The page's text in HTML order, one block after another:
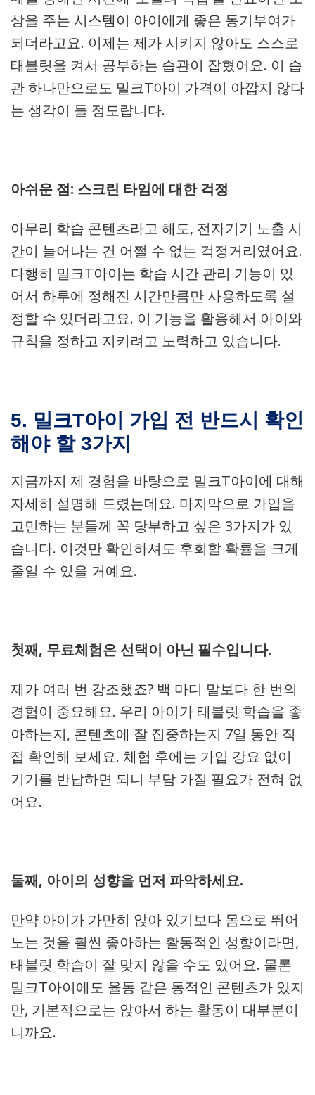
상을 주는 시스템이 아이에게 좋은 동기부여가
되더라고요. 이제는 제가 시키지 않아도 스스로
태블릿을 켜서 공부하는 습관이 잡혔어요. 이 습
관 하나만으로도 밀크T아이 가격이 아깝지 않다
는 생각이 들 정도랍니다.
아쉬운 점: 스크린 타임에 대한 걱정
아무리 학습 콘텐츠라고 해도, 전자기기 노출 시
간이 늘어나는 건 어쩔 수 없는 걱정거리였어요.
다행히 밀크T아이는 학습 시간 관리 기능이 있
어서 하루에 정해진 시간만큼만 사용하도록 설
정할 수 있더라고요. 이 기능을 활용해서 아이와
규칙을 정하고 지키려고 노력하고 있습니다.
5. 밀크T아이 가입 전 반드시 확인
해야 할 3가지
지금까지 제 경험을 바탕으로 밀크T아이에 대해
자세히 설명해 드렸는데요. 마지막으로 가입을
고민하는 분들께 꼭 당부하고 싶은 3가지가 있
습니다. 이것만 확인하셔도 후회할 확률을 크게
줄일 수 있을 거예요.
첫째, 무료체험은 선택이 아닌 필수입니다.
제가 여러 번 강조했죠? 백 마디 말보다 한 번의
경험이 중요해요. 우리 아이가 태블릿 학습을 좋
아하는지, 콘텐츠에 잘 집중하는지 7일 동안 직
접 확인해 보세요. 체험 후에는 가입 강요 없이
기기를 반납하면 되니 부담 가질 필요가 전혀 없
어요.
둘째, 아이의 성향을 먼저 파악하세요.
만약 아이가 가만히 앉아 있기보다 몸으로 뛰어
노는 것을 훨씬 좋아하는 활동적인 성향이라면,
태블릿 학습이 잘 맞지 않을 수도 있어요. 물론
밀크T아이에도 율동 같은 동적인 콘텐츠가 있지
만, 기본적으로는 앉아서 하는 활동이 대부분이
니까요.